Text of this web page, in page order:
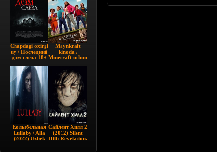
Chapdagi oxirgi
uy / Последний
дом слева 18+
(2009)
Maynkraft
kinoda /
Minecraft uchun
film / Maygiraft
2025 AQSH
filmi
Колыбельная
Lullaby / Alla
(2022) Uzbek
tilida
Сайлент Хилл 2
(2012) Silent
Hill: Revelation.